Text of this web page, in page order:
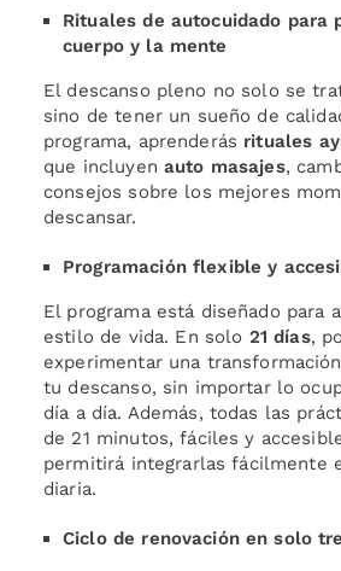
Rituales de autocuidado para
cuerpo y la mente
El descanso pleno no solo se
sino de tener un sueño de
programa, aprenderás rituales
que incluyen auto masajes,
consejos sobre los mejores
descansar.
Programación flexible y
El programa está diseñado para
estilo de vida. En solo 21 días,
experimentar una
tu descanso, sin importar lo
día a día. Además, todas las
de 21 minutos, fáciles y
permitirá integrarlas fácilmente
diaria.
Ciclo de renovación en solo